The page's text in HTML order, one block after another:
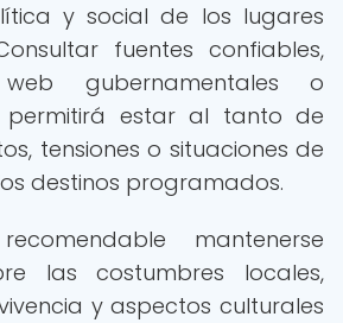
y social de los lugares
fuentes confiables,
gubernamentales o
permitirá estar al tanto de
tensiones o situaciones de
destinos programados.
mantenerse
las costumbres locales,
y aspectos culturales